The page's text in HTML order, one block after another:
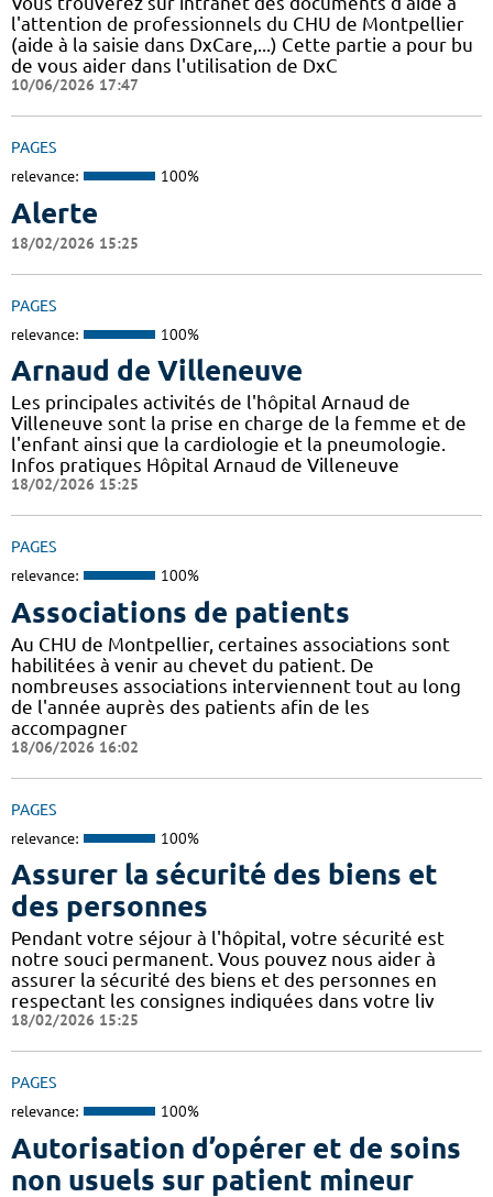
l'attention de professionnels du CHU de Montpellier
(aide à la saisie dans DxCare,...) Cette partie a pour bu
de vous aider dans l'utilisation de DxC
10/06/2026 17:47
PAGES
relevance: 100%
Alerte
18/02/2026 15:25
PAGES
relevance: 100%
Arnaud de Villeneuve
Les principales activités de l'hôpital Arnaud de
Villeneuve sont la prise en charge de la femme et de
l'enfant ainsi que la cardiologie et la pneumologie.
Infos pratiques Hôpital Arnaud de Villeneuve
18/02/2026 15:25
PAGES
relevance: 100%
Associations de patients
Au CHU de Montpellier, certaines associations sont
habilitées à venir au chevet du patient. De
nombreuses associations interviennent tout au long
de l'année auprès des patients afin de les
accompagner
18/06/2026 16:02
PAGES
relevance: 100%
Assurer la sécurité des biens et
des personnes
Pendant votre séjour à l'hôpital, votre sécurité est
notre souci permanent. Vous pouvez nous aider à
assurer la sécurité des biens et des personnes en
respectant les consignes indiquées dans votre liv
18/02/2026 15:25
PAGES
relevance: 100%
Autorisation d’opérer et de soins
non usuels sur patient mineur